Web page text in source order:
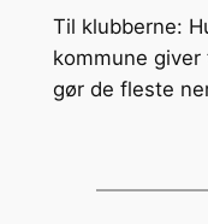
Til klubberne:
kommune giver
gør de fleste